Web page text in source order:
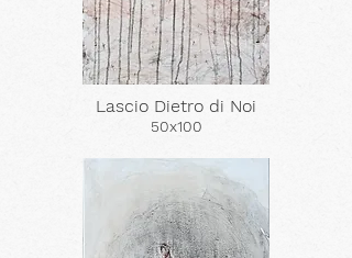
Lascio Dietro di Noi
50x100